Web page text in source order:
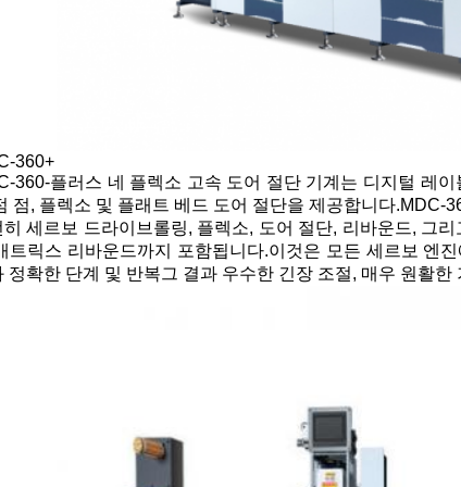
360+
360-플러스 네 플렉소 고속 도어 절단 기계는 디지털 레
점, 플렉소 및 플래트 베드 도어 절단을 제공합니다.MDC-
히 세르보 드라이브롤링, 플렉소, 도어 절단, 리바운드, 그
트릭스 리바운드까지 포함됩니다.이것은 모든 세르보 엔
정확한 단계 및 반복그 결과 우수한 긴장 조절, 매우 원활